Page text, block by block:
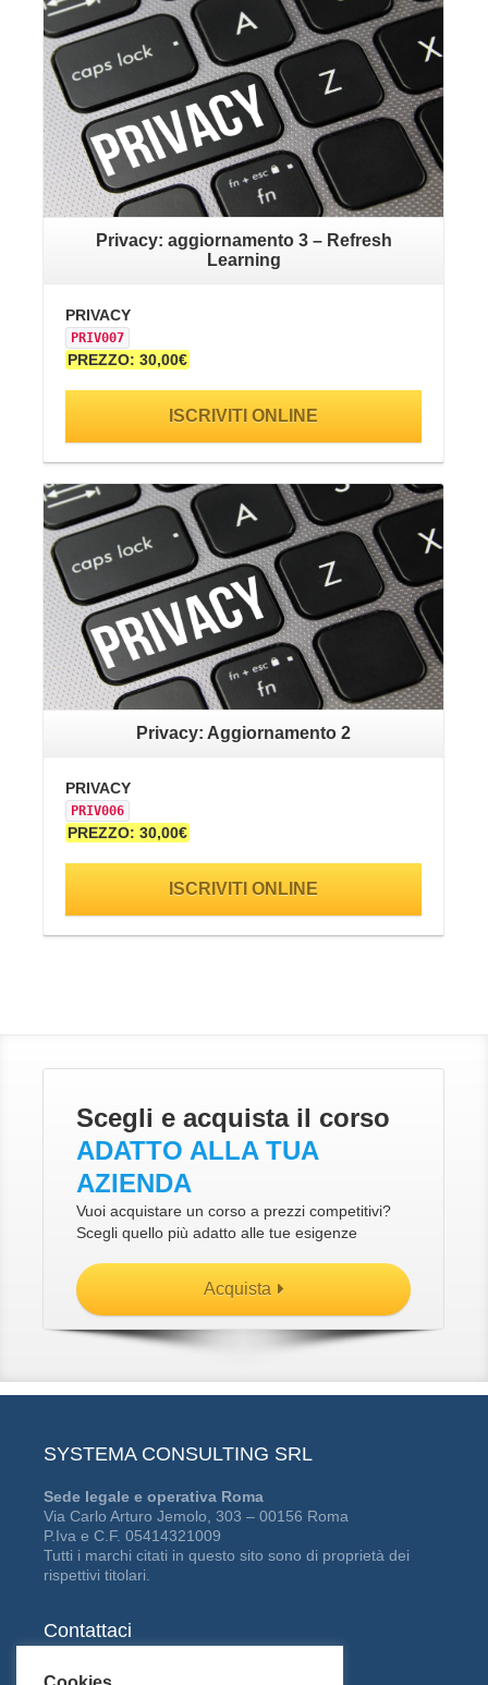
Privacy: aggiornamento 3 – Refresh
Learning
PRIVACY
PRIV007
PREZZO: 30,00€
ISCRIVITI ONLINE
Privacy: Aggiornamento 2
PRIVACY
PRIV006
PREZZO: 30,00€
ISCRIVITI ONLINE
Scegli e acquista il corso
ADATTO ALLA TUA
AZIENDA
Vuoi acquistare un corso a prezzi competitivi?
Scegli quello più adatto alle tue esigenze
Acquista
SYSTEMA CONSULTING SRL
Sede legale e operativa Roma
Via Carlo Arturo Jemolo, 303 – 00156 Roma
P.Iva e C.F. 05414321009
Tutti i marchi citati in questo sito sono di proprietà dei
rispettivi titolari.
Contattaci
Tel: 06 41229361